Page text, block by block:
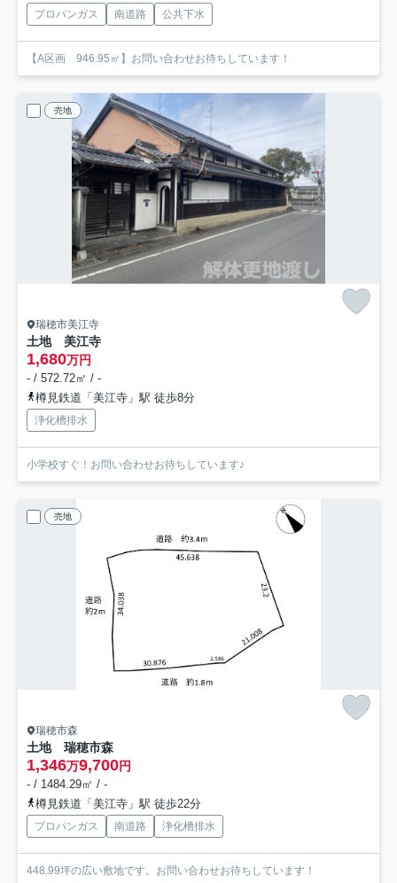
プロパンガス 南道路 公共下水
【A区画 946.95㎡】お問い合わせお待ちしています！
売地
瑞穂市美江寺
土地 美江寺
1,680万円
- / 572.72㎡ / -
樽見鉄道「美江寺」駅 徒歩8分
浄化槽排水
小学校すぐ！お問い合わせお待ちしています♪
売地
瑞穂市森
土地 瑞穂市森
1,346万9,700円
- / 1484.29㎡ / -
樽見鉄道「美江寺」駅 徒歩22分
プロパンガス 南道路 浄化槽排水
448.99坪の広い敷地です。お問い合わせお待ちしています！